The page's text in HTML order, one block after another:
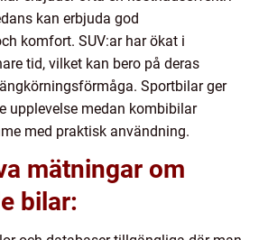
kan erbjuda god
komfort. SUV:ar har ökat i
tid, vilket kan bero på deras
Sportbilar ger
upplevelse medan kombibilar
med praktisk användning.
mätningar om
bilar: